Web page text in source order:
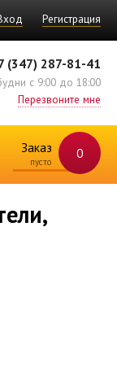
Регистрация
(347) 287-81-41
с 9:00 до 18:00
Перезвоните мне
Заказ 0
пусто